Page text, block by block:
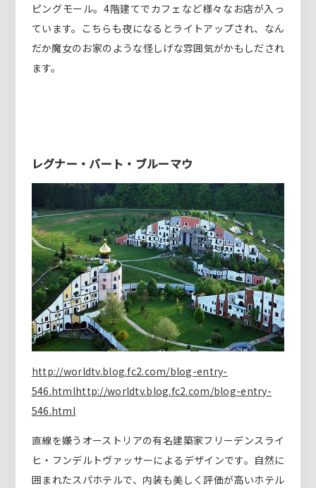
ピングモール。4階建てでカフェなど様々なお店が入っ
ています。こちらも夜になるとライトアップされ、なん
だか魔女のお家のような怪しげな雰囲気がかもしだされ
ます。
レグナー・バート・ブルーマウ
http://worldtv.blog.fc2.com/blog-entry-
546.htmlhttp://worldtv.blog.fc2.com/blog-entry-
546.html
直線を嫌うオーストリアの有名建築家フリーデンスライ
ヒ・フンデルトヴァッサーによるデザインです。自然に
囲まれたスパホテルで、内装も美しく評価が高いホテル